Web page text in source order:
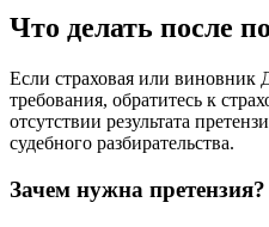
Что делать после
Если страховая или
требования, обратитесь к
отсутствии результата
судебного разбирательства.
Зачем нужна претензия?